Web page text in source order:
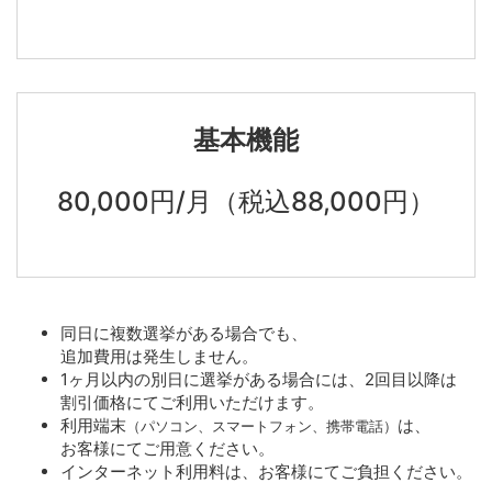
基本機能
80,000円/月
（税込88,000円）
同日に複数選挙がある場合でも、
追加費用は発生しません。
1ヶ月以内の別日に選挙がある場合には、 2回目以降は
割引価格にて ご利用いただけます。
利用端末 （パソコン、スマートフォン、携帯電話） は、
お客様にてご用意ください。
インターネット利用料は、 お客様にてご負担ください。